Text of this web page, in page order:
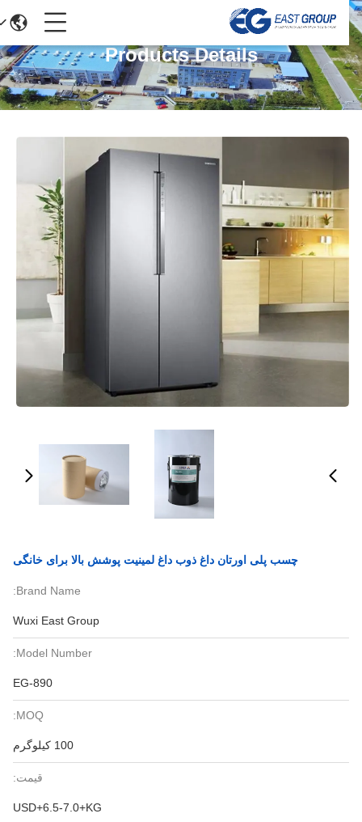
Products Details
چسب پلی اورتان داغ ذوب داغ لمینیت پوشش بالا برای خانگی
Brand Name:
Wuxi East Group
Model Number:
EG-890
MOQ:
100 کیلوگرم
قیمت:
USD+6.5-7.0+KG